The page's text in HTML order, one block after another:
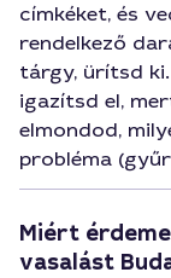
címkéket, és
rendelkező
tárgy, ürítsd
igazítsd el,
elmondod,
probléma
Miért
vasalást